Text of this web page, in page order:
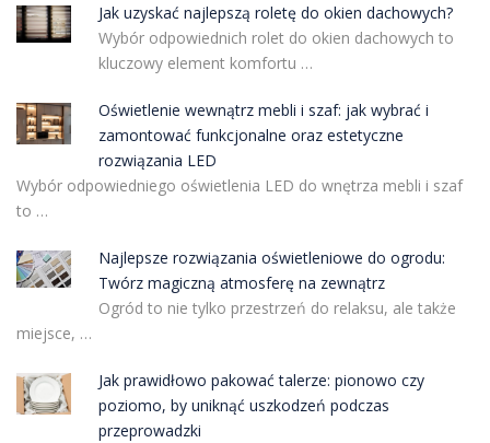
Jak uzyskać najlepszą roletę do okien dachowych?
Wybór odpowiednich rolet do okien dachowych to
kluczowy element komfortu …
Oświetlenie wewnątrz mebli i szaf: jak wybrać i
zamontować funkcjonalne oraz estetyczne
rozwiązania LED
Wybór odpowiedniego oświetlenia LED do wnętrza mebli i szaf
to …
Najlepsze rozwiązania oświetleniowe do ogrodu:
Twórz magiczną atmosferę na zewnątrz
Ogród to nie tylko przestrzeń do relaksu, ale także
miejsce, …
Jak prawidłowo pakować talerze: pionowo czy
poziomo, by uniknąć uszkodzeń podczas
przeprowadzki